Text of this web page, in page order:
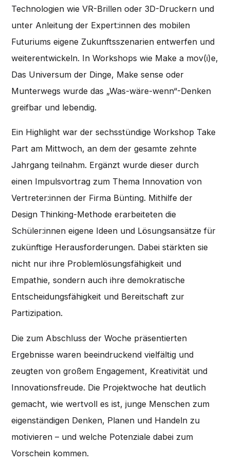
Technologien wie VR-Brillen oder 3D-Druckern und
unter Anleitung der Expert:innen des mobilen
Futuriums eigene Zukunftsszenarien entwerfen und
weiterentwickeln. In Workshops wie Make a mov(i)e,
Das Universum der Dinge, Make sense oder
Munterwegs wurde das „Was-wäre-wenn“-Denken
greifbar und lebendig.
Ein Highlight war der sechsstündige Workshop Take
Part am Mittwoch, an dem der gesamte zehnte
Jahrgang teilnahm. Ergänzt wurde dieser durch
einen Impulsvortrag zum Thema Innovation von
Vertreter:innen der Firma Bünting. Mithilfe der
Design Thinking-Methode erarbeiteten die
Schüler:innen eigene Ideen und Lösungsansätze für
zukünftige Herausforderungen. Dabei stärkten sie
nicht nur ihre Problemlösungsfähigkeit und
Empathie, sondern auch ihre demokratische
Entscheidungsfähigkeit und Bereitschaft zur
Partizipation.
Die zum Abschluss der Woche präsentierten
Ergebnisse waren beeindruckend vielfältig und
zeugten von großem Engagement, Kreativität und
Innovationsfreude. Die Projektwoche hat deutlich
gemacht, wie wertvoll es ist, junge Menschen zum
eigenständigen Denken, Planen und Handeln zu
motivieren – und welche Potenziale dabei zum
Vorschein kommen.